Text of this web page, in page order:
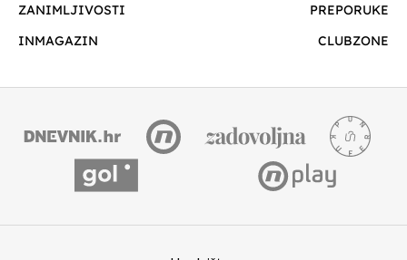
ZANIMLJIVOSTI
PREPORUKE
INMAGAZIN
CLUBZONE